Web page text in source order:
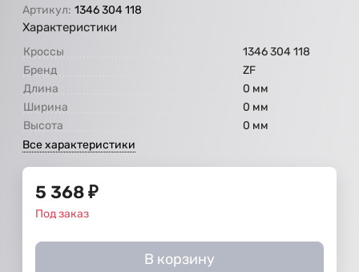
Артикул: 1346 304 118
Характеристики
Кроссы
1346 304 118
Бренд
ZF
Длина
0 мм
Ширина
0 мм
Высота
0 мм
Все характеристики
5 368 ₽
Под заказ
В корзину